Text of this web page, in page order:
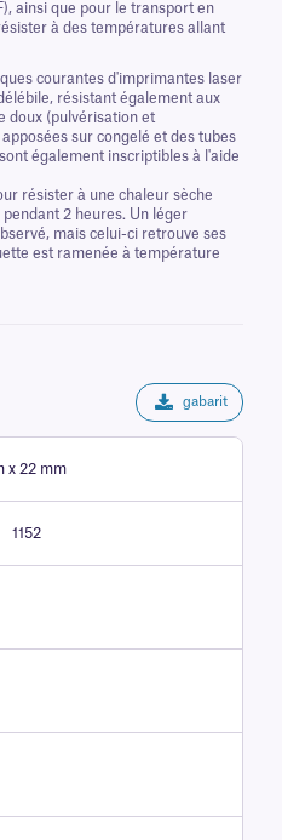
ainsi que pour le transport en
à des températures allant
courantes d'imprimantes laser
résistant également aux
doux (pulvérisation et
sur congelé et des tubes
également inscriptibles à l'aide
résister à une chaleur sèche
2 heures. Un léger
mais celui-ci retrouve ses
est ramenée à température
gabarit
x 22 mm
1152